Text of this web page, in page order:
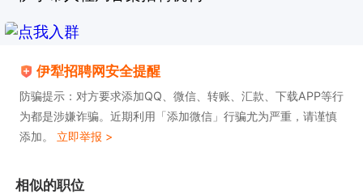
伊犁招聘网安全提醒
防骗提示：对方要求添加QQ、微信、转账、汇款、下载APP等行
为都是涉嫌诈骗。近期利用「添加微信」行骗尤为严重，请谨慎
添加。 立即举报 >
相似的职位